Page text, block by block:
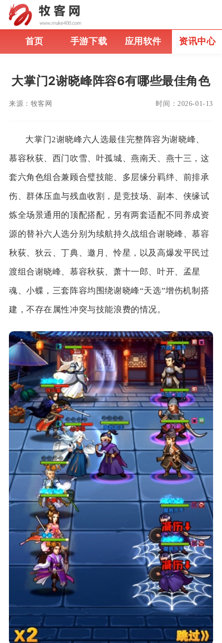
首页 手游下载 应用软件 资讯中心
大掌门2谢晓峰阵容6有哪些最佳角色
来源： 牧客网 时间： 2026-01-13
大掌门2谢晓峰六人选最佳完整阵容为谢晓峰、
慕容秋荻、西门吹雪、叶孤城、燕南天、燕十三，这
套六角色组合兼顾合璧技能、多层缘分羁绊、前排承
伤、群体压血与残血收割，是竞技场、副本、侠缘试
炼全场景通用的顶配搭配，另有两套适配不同养成资
源的替补六人选分别为续航持久战组合谢晓峰、慕容
秋荻、狄云、丁典、邀月、怜星，以及高爆发平民过
渡组合谢晓峰、慕容秋荻、萧十一郎、叶开、孟星
魂、小蝶，三套阵容均围绕谢晓峰“天选”增伤机制搭
建，不存在属性冲突与技能浪费的情况。